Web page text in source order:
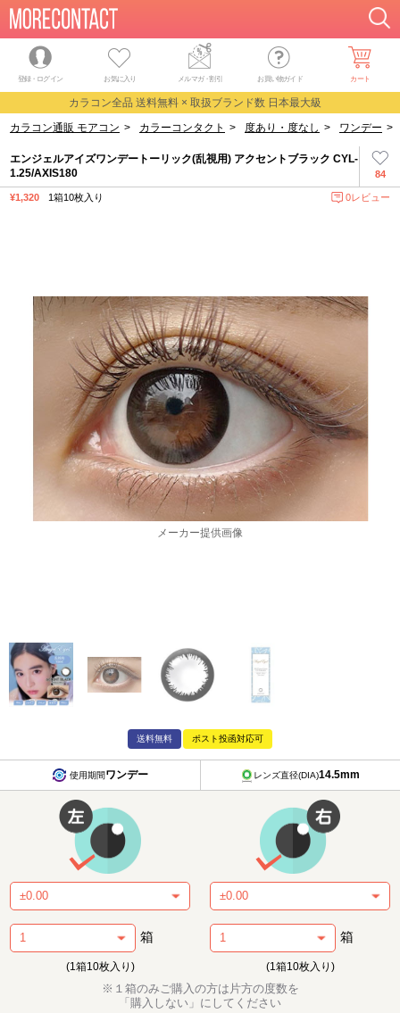
登録・ログイン お気に入り メルマガ・割引 お買い物ガイド カート
カラコン全品 送料無料 × 取扱ブランド数 日本最大級
カラコン通販 モアコン > カラーコンタクト > 度あり・度なし > ワンデー >
84
エンジェルアイズワンデートーリック(乱視用) アクセントブラック CYL-
1.25/AXIS180
¥1,320 1箱10枚入り 0レビュー
送料無料 ポスト投函対応可
使用期間ワンデー レンズ直径(DIA)14.5mm
箱
(1箱10枚入り)
箱
(1箱10枚入り)
※１箱のみご購入の方は片方の度数を
「購入しない」にしてください